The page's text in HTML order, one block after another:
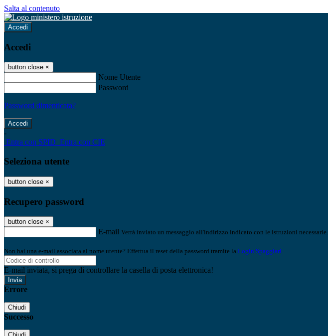
Salta al contenuto
Accedi
Accedi
button close ×
Nome Utente
Password
Password dimenticata?
-
Entra con SPID Entra con CIE
Seleziona utente
button close ×
Recupero password
button close ×
E-mail Verrà inviato un messaggio all'indirizzo indicato con le istruzioni necessarie.
Non hai una e-mail associata al nome utente? Effettua il reset della password tramite la Login Spaggiari
E-mail inviata, si prega di controllare la casella di posta elettronica!
Errore
Chiudi
Successo